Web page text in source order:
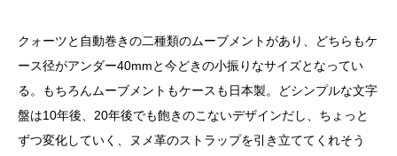
クォーツと自動巻きの二種類のムーブメントがあり、どちらもケ
ース径がアンダー40mmと今どきの小振りなサイズとなってい
る。もちろんムーブメントもケースも日本製。どシンプルな文字
盤は10年後、20年後でも飽きのこないデザインだし、ちょっと
ずつ変化していく、ヌメ革のストラップを引き立ててくれそう